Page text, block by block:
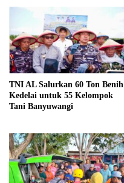
TNI AL Salurkan 60 Ton Benih
Kedelai untuk 55 Kelompok
Tani Banyuwangi